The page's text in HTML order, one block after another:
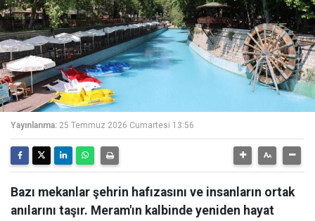
Yayınlanma: 25 Temmuz 2026 Cumartesi 13:56
Bazı mekanlar şehrin hafızasını ve insanların ortak
anılarını taşır. Meram'ın kalbinde yeniden hayat